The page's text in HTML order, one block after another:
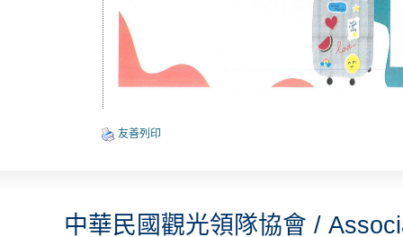
友善列印
中華民國觀光領隊協會 /